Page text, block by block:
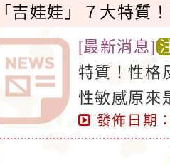
「吉娃娃」７大特質
，個性敏感原來是
[最新消息]
特質！性格
性敏感原來
寵物圈圈
動瞬間_吉
發佈日期